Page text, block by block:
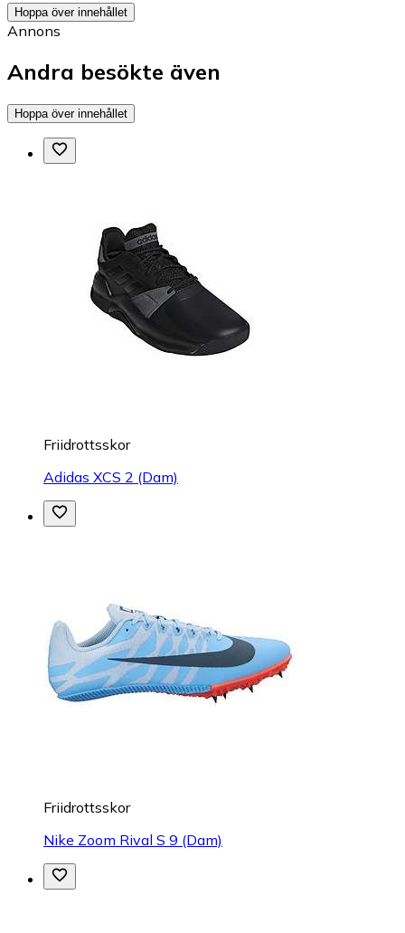
Hoppa över innehållet
Annons
Andra besökte även
Hoppa över innehållet
Friidrottsskor
Adidas XCS 2 (Dam)
Friidrottsskor
Nike Zoom Rival S 9 (Dam)